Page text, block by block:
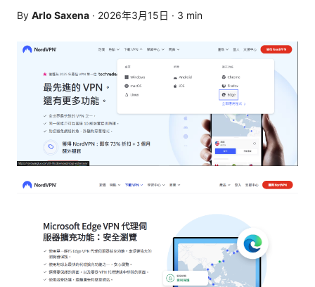
By Arlo Saxena · 2026年3月15日 · 3 min